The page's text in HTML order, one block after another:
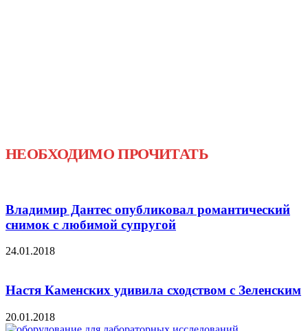
НЕОБХОДИМО ПРОЧИТАТЬ
Владимир Дантес опубликовал романтический
снимок с любимой супругой
24.01.2018
Настя Каменских удивила сходством с Зеленским
20.01.2018